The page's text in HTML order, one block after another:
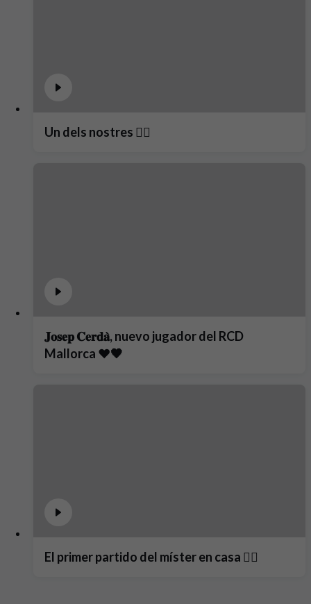
Un dels nostres ❤️‍🔥
𝐉𝐨𝐬𝐞𝐩 𝐂𝐞𝐫𝐝𝐚̀, nuevo jugador del RCD
Mallorca ❤️🖤
El primer partido del míster en casa ❤️‍🔥